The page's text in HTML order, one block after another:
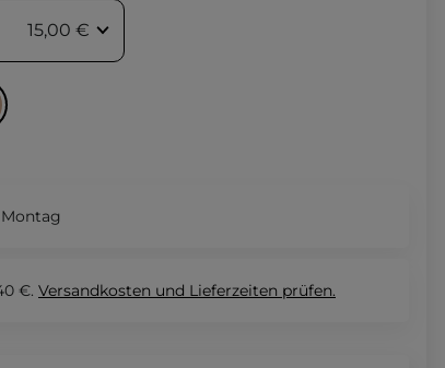
15,00 €
€. Versandkosten und Lieferzeiten prüfen.